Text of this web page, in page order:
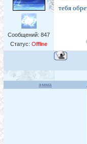
Сообщений: 847
Статус: Offline
тебя
эмма